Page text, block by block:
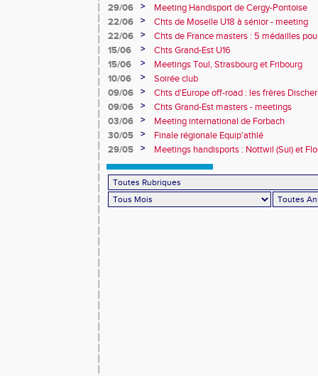
29/06
>
Meeting Handisport de Cergy-Pontoise
22/06
>
Chts de Moselle U18 à sénior - meeting
22/06
>
Chts de France masters : 5 médailles
15/06
>
Chts Grand-Est U16
15/06
>
Meetings Toul, Strasbourg et Fribourg
10/06
>
Soirée club
09/06
>
Chts d'Europe off-road : les frères
09/06
>
Chts Grand-Est masters - meetings
03/06
>
Meeting international de Forbach
30/05
>
Finale régionale Equip'athlé
29/05
> Meetings handisports : Nottwil (Sui) et